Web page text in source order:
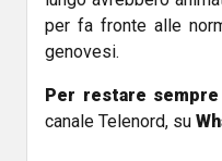
per fa fronte alle
genovesi.
Per restare
canale Telenord, su